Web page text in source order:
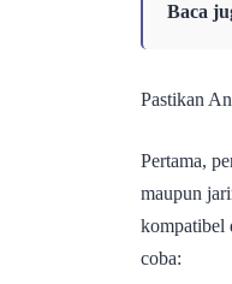
Baca
Pastikan
Pertama,
maupun
kompatibel
coba: